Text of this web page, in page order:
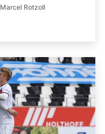
Marcel Rotzoll